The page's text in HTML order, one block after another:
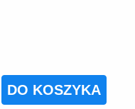
płatności
DO KOSZYKA